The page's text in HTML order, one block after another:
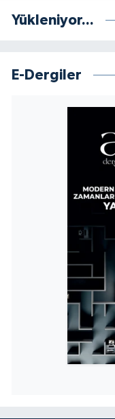
Yükleniyor...
E-Dergiler